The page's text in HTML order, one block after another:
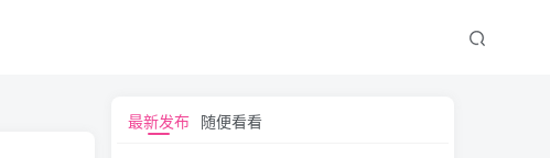
最新发布 随便看看